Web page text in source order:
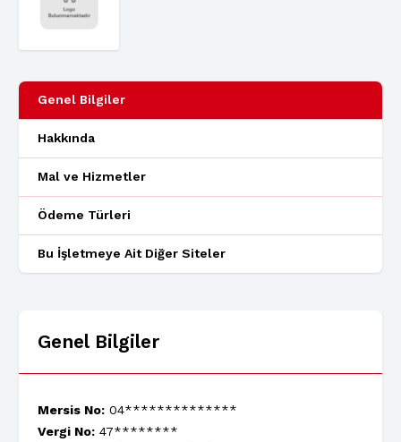
Genel Bilgiler
Hakkında
Mal ve Hizmetler
Ödeme Türleri
Bu İşletmeye Ait Diğer Siteler
Genel Bilgiler
Mersis No: 04**************
Vergi No: 47********